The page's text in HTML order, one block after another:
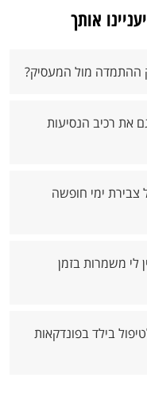
אותך
ההתמדה מול המעסיק?
של 0.75% כולל גם את רכיב הנסיעות
ימי חופשה
לי משמרות בזמן
בילד בפונדקאות